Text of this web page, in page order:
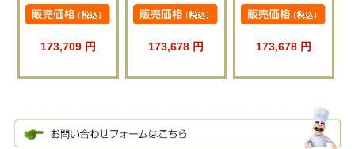
173,709 円 173,678 円 173,678 円